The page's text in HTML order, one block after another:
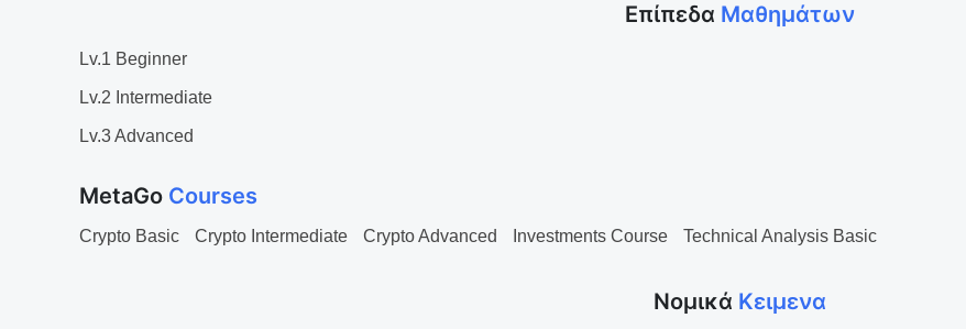
Επίπεδα Μαθημάτων
Lv.1 Beginner
Lv.2 Intermediate
Lv.3 Advanced
MetaGo Courses
Crypto Basic Crypto Intermediate Crypto Advanced Investments Course Technical Analysis Basic
Νομικά Κειμενα